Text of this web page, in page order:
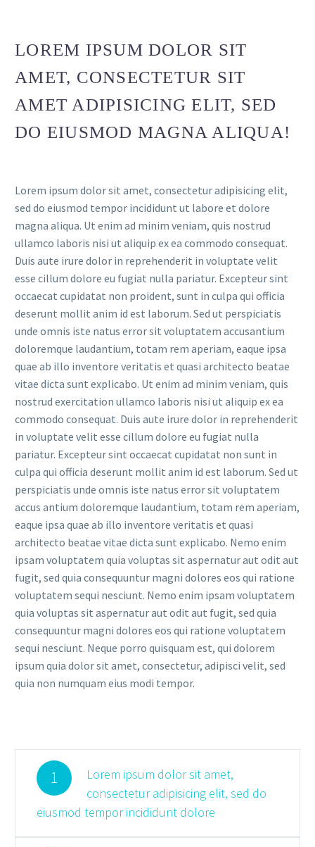
LOREM IPSUM DOLOR SIT
AMET, CONSECTETUR SIT
AMET ADIPISICING ELIT, SED
DO EIUSMOD MAGNA ALIQUA!
Lorem ipsum dolor sit amet, consectetur adipisicing elit,
sed do eiusmod tempor incididunt ut labore et dolore
magna aliqua. Ut enim ad minim veniam, quis nostrud
ullamco laboris nisi ut aliquip ex ea commodo consequat.
Duis aute irure dolor in reprehenderit in voluptate velit
esse cillum dolore eu fugiat nulla pariatur. Excepteur sint
occaecat cupidatat non proident, sunt in culpa qui officia
deserunt mollit anim id est laborum. Sed ut perspiciatis
unde omnis iste natus error sit voluptatem accusantium
doloremque laudantium, totam rem aperiam, eaque ipsa
quae ab illo inventore veritatis et quasi architecto beatae
vitae dicta sunt explicabo. Ut enim ad minim veniam, quis
nostrud exercitation ullamco laboris nisi ut aliquip ex ea
commodo consequat. Duis aute irure dolor in reprehenderit
in voluptate velit esse cillum dolore eu fugiat nulla
pariatur. Excepteur sint occaecat cupidatat non sunt in
culpa qui officia deserunt mollit anim id est laborum. Sed ut
perspiciatis unde omnis iste natus error sit voluptatem
accus antium doloremque laudantium, totam rem aperiam,
eaque ipsa quae ab illo inventore veritatis et quasi
architecto beatae vitae dicta sunt explicabo. Nemo enim
ipsam voluptatem quia voluptas sit aspernatur aut odit aut
fugit, sed quia consequuntur magni dolores eos qui ratione
voluptatem sequi nesciunt. Nemo enim ipsam voluptatem
quia voluptas sit aspernatur aut odit aut fugit, sed quia
consequuntur magni dolores eos qui ratione voluptatem
sequi nesciunt. Neque porro quisquam est, qui dolorem
ipsum quia dolor sit amet, consectetur, adipisci velit, sed
quia non numquam eius modi tempor.
1
Lorem ipsum dolor sit amet,
consectetur adipisicing elit, sed do
eiusmod tempor incididunt dolore